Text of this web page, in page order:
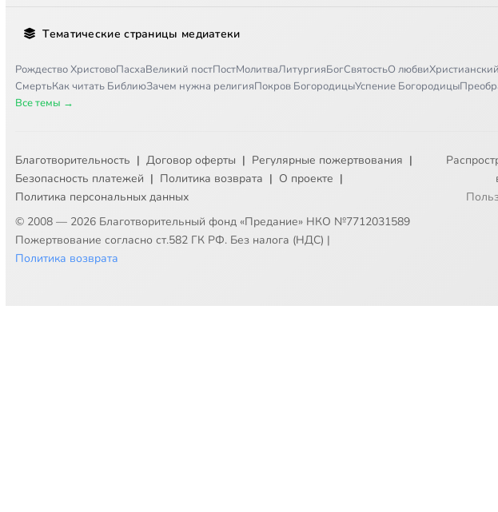
Тематические страницы медиатеки
Рождество ХристовоПасхаВеликий постПостМолитваЛитургияБогСвятостьО любви
СмертьКак читать БиблиюЗачем нужна религияПокров БогородицыУспение Богородицы
Все темы →
Благотворительность | Договор оферты | Регулярные пожертвования |
Безопасность платежей | Политика возврата | О проекте |
Политика персональных данных
© 2008 — 2026 Благотворительный фонд «Предание» НКО №7712031589
Пожертвование согласно ст.582 ГК РФ. Без налога (НДС) |
Политика возврата